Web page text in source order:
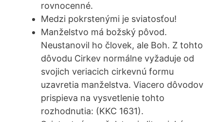
rovnocenné.
Medzi pokrstenými je sviatosťou!
Manželstvo má božský pôvod.
Neustanovil ho človek, ale Boh. Z tohto
dôvodu Cirkev normálne vyžaduje od
svojich veriacich cirkevnú formu
uzavretia manželstva. Viacero dôvodov
prispieva na vysvetlenie tohto
rozhodnutia: (KKC 1631).